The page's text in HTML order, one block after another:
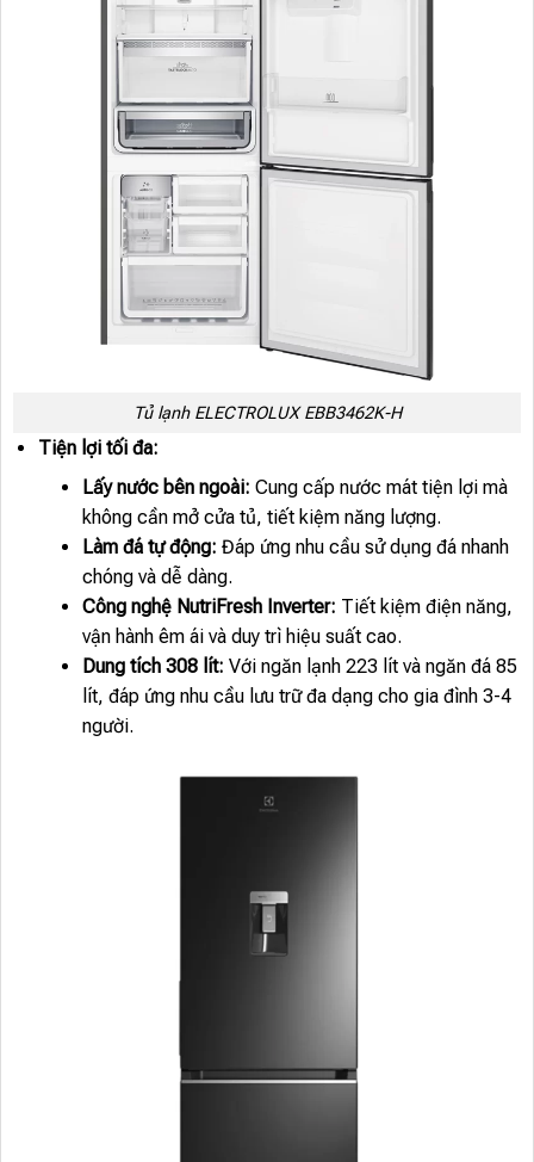
Tủ lạnh ELECTROLUX EBB3462K-H
Tiện lợi tối đa:
Lấy nước bên ngoài: Cung cấp nước mát tiện lợi mà
không cần mở cửa tủ, tiết kiệm năng lượng.
Làm đá tự động: Đáp ứng nhu cầu sử dụng đá nhanh
chóng và dễ dàng.
Công nghệ NutriFresh Inverter: Tiết kiệm điện năng,
vận hành êm ái và duy trì hiệu suất cao.
Dung tích 308 lít: Với ngăn lạnh 223 lít và ngăn đá 85
lít, đáp ứng nhu cầu lưu trữ đa dạng cho gia đình 3-4
người.